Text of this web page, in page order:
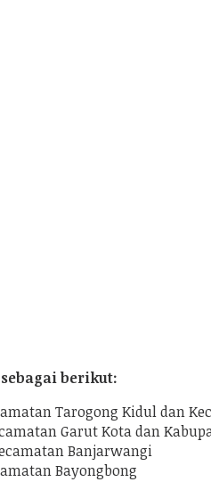
berikut:
Tarogong Kidul dan
Garut Kota dan
Banjarwangi
Bayongbong